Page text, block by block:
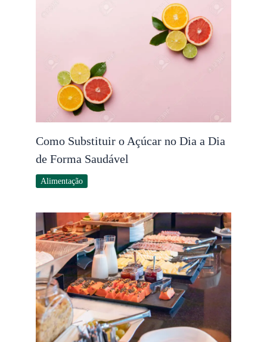
Como Substituir o Açúcar no Dia a Dia
de Forma Saudável
Alimentação